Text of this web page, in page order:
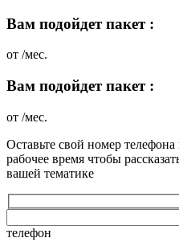
Вам подойдет пакет :
от /мес.
Вам подойдет пакет :
от /мес.
Оставьте свой номер
рабочее время чтобы
вашей тематике
телефон